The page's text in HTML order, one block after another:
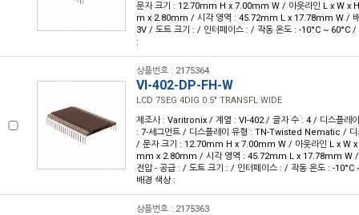
문자 크기 : 12.70mm H x 7.00mm W / 아웃라인 L x W x
m x 2.80mm / 시각 영역 : 45.72mm L x 17.78mm W / 배
3V / 도트 크기 : / 인터페이스 : / 작동 온도 : -10°C ~ 60°C
:
상품번호 : 2175364
VI-402-DP-FH-W
LCD 7SEG 4DIG 0.5" TRANSFL WIDE
제조사 : Varitronix / 계열 : VI-402 / 글자 수 : 4 / 디스플레
: 7-세그먼트 / 디스플레이 유형 : TN-Twisted Nematic / 디
/ 문자 크기 : 12.70mm H x 7.00mm W / 아웃라인 L x W
mm x 2.80mm / 시각 영역 : 45.72mm L x 17.78mm W /
전압 - 공급 : / 도트 크기 : / 인터페이스 : / 작동 온도 : -
배경 색상 :
상품번호 : 2175363